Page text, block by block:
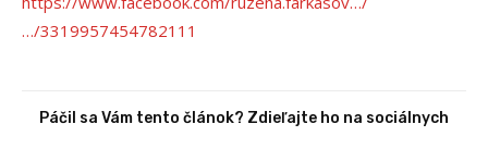
…/3319957454782111
Páčil sa Vám tento článok? Zdieľajte ho na sociálnych